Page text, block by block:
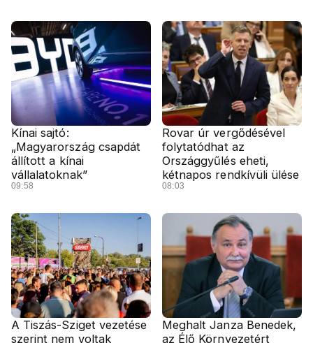
Kínai sajtó:
„Magyarország csapdát
állított a kínai
vállalatoknak”
09:58
Rovar úr vergődésével
folytatódhat az
Országgyűlés eheti,
kétnapos rendkívüli ülése
08:03
A Tiszás-Sziget vezetése
szerint nem voltak
Meghalt Janza Benedek,
az Élő Környezetért